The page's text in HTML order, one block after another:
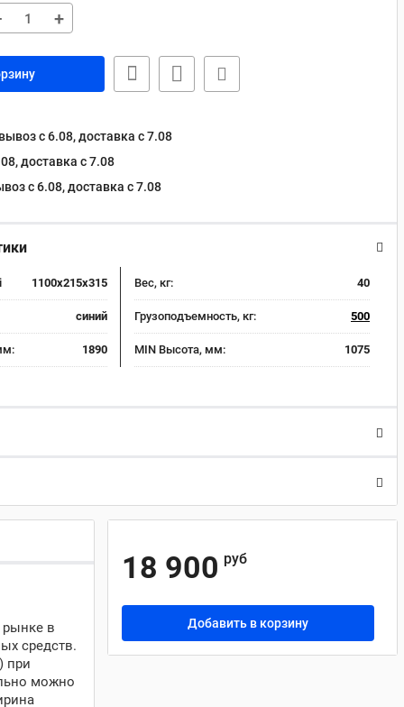
+
с 6.08, доставка c 7.08
доставка c 7.08
с 6.08, доставка c 7.08
i 1100x215x315 Вес, кг: 40
синий Грузоподъемность, кг: 500
1890 MIN Высота, мм: 1075
рынке в
средств.
при
можно
18 900 руб
Добавить в корзину